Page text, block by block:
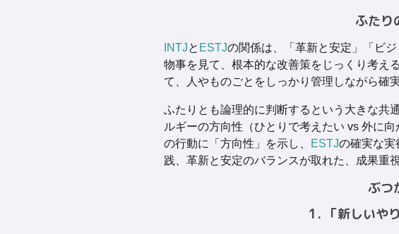
ふたり
INTJと ESTJの関係は、「革新と安定」「ビ
物事を見て、根本的な改善策をじっくり考え
て、人やものごとをしっかり管理しながら確
ふたりとも論理的に判断するという大きな共
ルギーの方向性（ひとりで考えたい vs 外に向
の行動に「方向性」を示し、
ESTJの確実な実
践、革新と安定のバランスが取れた、成果重
ぶつ
1. 「新しいや